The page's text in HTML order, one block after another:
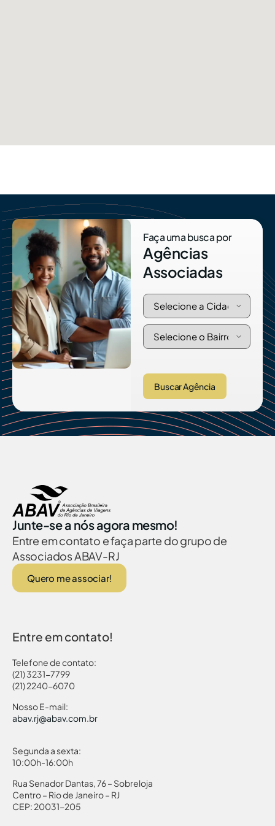
Faça uma busca por
Agências
Associadas
Buscar Agência
Junte-se a nós agora mesmo!
Entre em contato e faça parte do grupo de
Associados ABAV-RJ
Quero me associar!
Entre em contato!
Telefone de contato:
(21) 3231-7799
(21) 2240-6070
Nosso E-mail:
abav.rj@abav.com.br
Segunda a sexta:
10:00h-16:00h
Rua Senador Dantas, 76 – Sobreloja
Centro – Rio de Janeiro – RJ
CEP: 20031-205